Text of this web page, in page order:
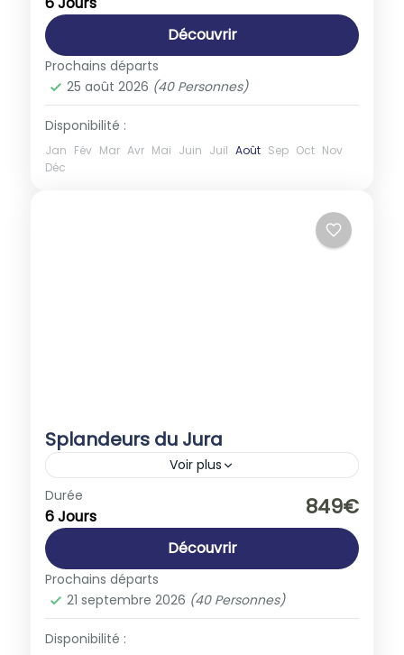
1-40 People
Découvrir
Prochains départs
25 août 2026 (40 Personnes)
Disponibilité :
Jan Fév Mar Avr Mai Juin Juil Août Sep Oct Nov
Déc
Splandeurs du Jura
Voir plus
Europe
1-40 People
Durée
6 Jours 849€
Découvrir
Prochains départs
21 septembre 2026 (40 Personnes)
Disponibilité :